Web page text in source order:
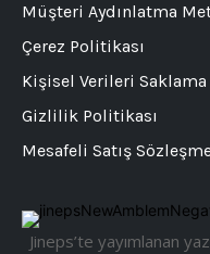
Jineps’te yayımlanan
Müşteri Aydınlatma
Çerez Politikası
Kişisel Verileri
Gizlilik Politikası
Mesafeli Satış